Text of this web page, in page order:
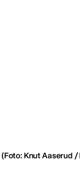
(Foto: Knut Aaserud